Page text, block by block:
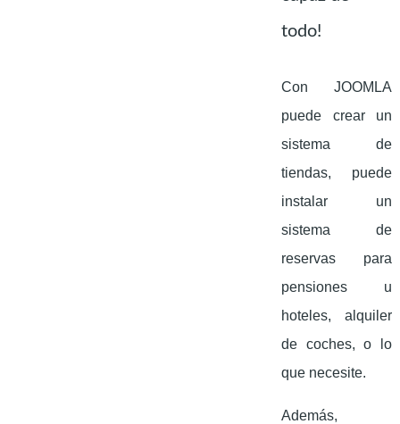
todo!
Con JOOMLA
puede crear un
sistema de
tiendas, puede
instalar un
sistema de
reservas para
pensiones u
hoteles, alquiler
de coches, o lo
que necesite.
Además,